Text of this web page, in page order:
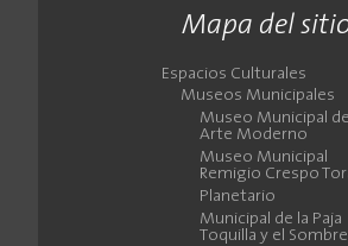
Mapa del
Espacios Culturales
Museos Municipales
Museo Municipal de
Arte Moderno
Museo Municipal
Remigio Crespo
Planetario
Municipal de la Paja
Toquilla y el